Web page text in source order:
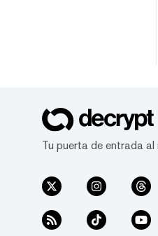
Tu puerta de entrada al